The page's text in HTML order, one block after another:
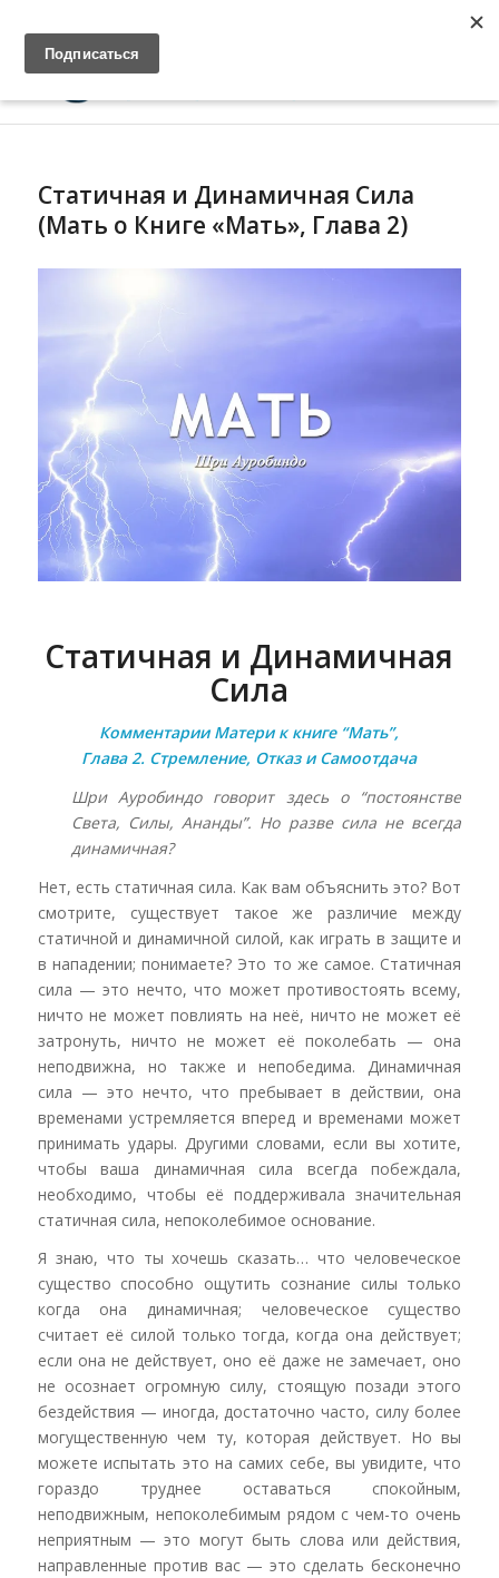
Статичная и Динамичная Сила
(Мать о Книге «Мать», Глава 2)
Статичная и Динамичная
Сила
Комментарии Матери к книге “Мать”,
Глава 2. Стремление, Отказ и Самоотдача
Шри Ауробиндо говорит здесь о “постоянстве
Света, Силы, Ананды”. Но разве сила не всегда
динамичная?
Нет, есть статичная сила. Как вам объяснить это? Вот
смотрите, существует такое же различие между
статичной и динамичной силой, как играть в защите и
в нападении; понимаете? Это то же самое. Статичная
сила — это нечто, что может противостоять всему,
ничто не может повлиять на неё, ничто не может её
затронуть, ничто не может её поколебать — она
неподвижна, но также и непобедима. Динамичная
сила — это нечто, что пребывает в действии, она
временами устремляется вперед и временами может
принимать удары. Другими словами, если вы хотите,
чтобы ваша динамичная сила всегда побеждала,
необходимо, чтобы её поддерживала значительная
статичная сила, непоколебимое основание.
Я знаю, что ты хочешь сказать… что человеческое
существо способно ощутить сознание силы только
когда она динамичная; человеческое существо
считает её силой только тогда, когда она действует;
если она не действует, оно её даже не замечает, оно
не осознает огромную силу, стоящую позади этого
бездействия — иногда, достаточно часто, силу более
могущественную чем ту, которая действует. Но вы
можете испытать это на самих себе, вы увидите, что
гораздо труднее оставаться спокойным,
неподвижным, непоколебимым рядом с чем-то очень
неприятным — это могут быть слова или действия,
направленные против вас — это сделать бесконечно